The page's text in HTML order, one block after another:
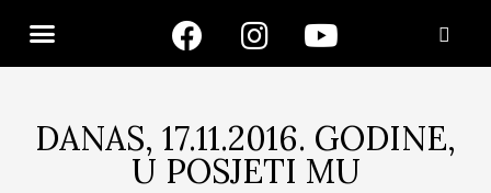
DANAS, 17.11.2016. GODINE,
U POSJETI MU